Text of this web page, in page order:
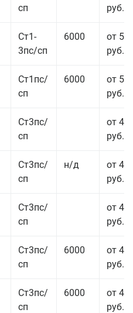
сп
руб.
Ст1-
3пс/сп
6000
от 55
руб.
Ст1пс/
сп
6000
от 55
руб.
Ст3пс/
сп
от 44
руб.
Ст3пс/
сп
н/д
от 44
руб.
Ст3пс/
сп
от 45
руб.
Ст3пс/
сп
6000
от 45
руб.
Ст3пс/
сп
6000
от 44
руб.